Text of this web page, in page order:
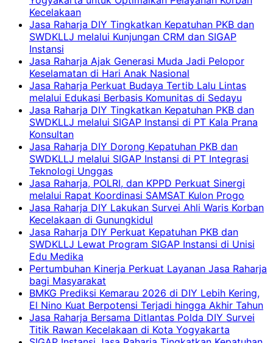
Kecelakaan
Jasa Raharja DIY Tingkatkan Kepatuhan PKB dan
SWDKLLJ melalui Kunjungan CRM dan SIGAP
Instansi
Jasa Raharja Ajak Generasi Muda Jadi Pelopor
Keselamatan di Hari Anak Nasional
Jasa Raharja Perkuat Budaya Tertib Lalu Lintas
melalui Edukasi Berbasis Komunitas di Sedayu
Jasa Raharja DIY Tingkatkan Kepatuhan PKB dan
SWDKLLJ melalui SIGAP Instansi di PT Kala Prana
Konsultan
Jasa Raharja DIY Dorong Kepatuhan PKB dan
SWDKLLJ melalui SIGAP Instansi di PT Integrasi
Teknologi Unggas
Jasa Raharja, POLRI, dan KPPD Perkuat Sinergi
melalui Rapat Koordinasi SAMSAT Kulon Progo
Jasa Raharja DIY Lakukan Survei Ahli Waris Korban
Kecelakaan di Gunungkidul
Jasa Raharja DIY Perkuat Kepatuhan PKB dan
SWDKLLJ Lewat Program SIGAP Instansi di Unisi
Edu Medika
Pertumbuhan Kinerja Perkuat Layanan Jasa Raharja
bagi Masyarakat
BMKG Prediksi Kemarau 2026 di DIY Lebih Kering,
El Nino Kuat Berpotensi Terjadi hingga Akhir Tahun
Jasa Raharja Bersama Ditlantas Polda DIY Survei
Titik Rawan Kecelakaan di Kota Yogyakarta